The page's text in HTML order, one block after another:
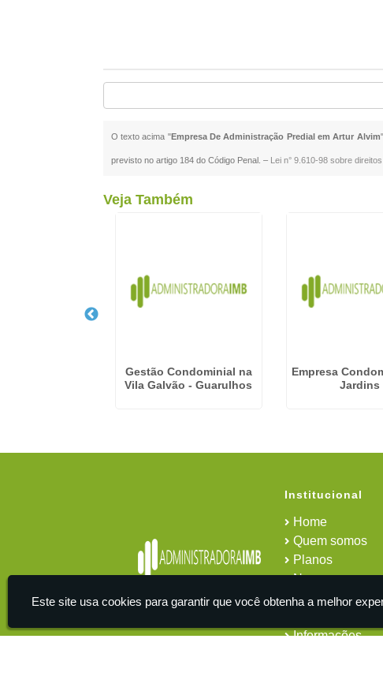
O texto acima "Empresa De Administração Predial em Artur Alvim
previsto no artigo 184 do Código Penal. – Lei n° 9.610-98 sobre
Veja Também
Gestão Condominial na
Vila Galvão - Guarulhos
Empresa
Jardins
Institucional
Home
Quem somos
Planos
News
Área do cliente
Informações
Este site usa cookies para garantir que você obtenha a melhor